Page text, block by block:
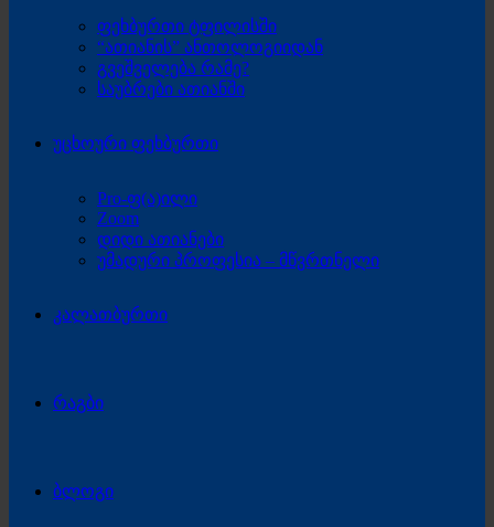
ფეხბურთი ტფილისში
“ათიანის” ანთოლოგიიდან
გვეშველება რამე?
საუბრები ათიანში
უცხოური ფეხბურთი
Pro-ფ(ა)ილი
Zoom
დიდი ათიანები
უმადური პროფესია – მწვრთნელი
კალათბურთი
რაგბი
ბლოგი